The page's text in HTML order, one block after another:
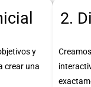
y
crear una
2.